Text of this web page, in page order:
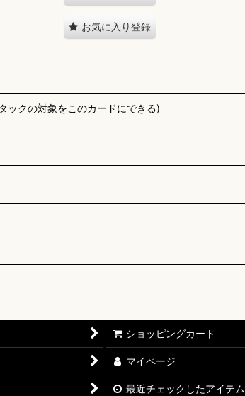
お気に入り登録
ックの対象をこのカードにできる)
ショッピングカート
マイページ
最近チェックしたアイテム